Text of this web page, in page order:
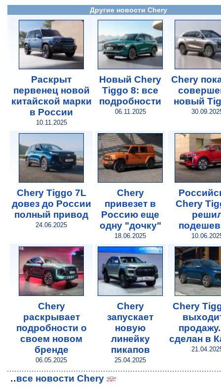
Другие новости Chery
Раскрыт
первенец новой
китайской марки
в России
10.11.2025
Новый Chery
Tiggo 8: все
подробности
06.11.2025
Chery
новый
Chery Tiggo 7L
довез до России
полный привод
24.06.2025
Chery
привезет в
Россию еще
одну "дочку"
18.06.2025
Chery
Chery
раскрывает
подробности о
своем новом
бренде
06.05.2025
Chery
запускает
новую
линейку
пикапов
25.04.2025
Chery
сделан в
..все новости Chery